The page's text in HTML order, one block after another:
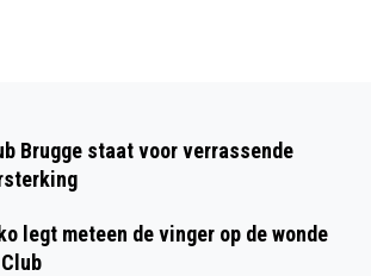
Brugge staat voor verrassende
legt meteen de vinger op de wonde